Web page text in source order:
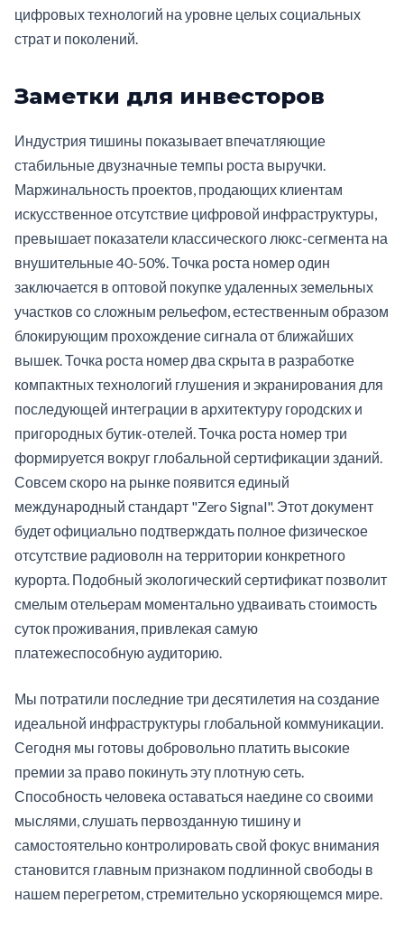
цифровых технологий на уровне целых социальных
страт и поколений.
Заметки для инвесторов
Индустрия тишины показывает впечатляющие
стабильные двузначные темпы роста выручки.
Маржинальность проектов, продающих клиентам
искусственное отсутствие цифровой инфраструктуры,
превышает показатели классического люкс-сегмента на
внушительные 40-50%. Точка роста номер один
заключается в оптовой покупке удаленных земельных
участков со сложным рельефом, естественным образом
блокирующим прохождение сигнала от ближайших
вышек. Точка роста номер два скрыта в разработке
компактных технологий глушения и экранирования для
последующей интеграции в архитектуру городских и
пригородных бутик-отелей. Точка роста номер три
формируется вокруг глобальной сертификации зданий.
Совсем скоро на рынке появится единый
международный стандарт "Zero Signal". Этот документ
будет официально подтверждать полное физическое
отсутствие радиоволн на территории конкретного
курорта. Подобный экологический сертификат позволит
смелым отельерам моментально удваивать стоимость
суток проживания, привлекая самую
платежеспособную аудиторию.
Мы потратили последние три десятилетия на создание
идеальной инфраструктуры глобальной коммуникации.
Сегодня мы готовы добровольно платить высокие
премии за право покинуть эту плотную сеть.
Способность человека оставаться наедине со своими
мыслями, слушать первозданную тишину и
самостоятельно контролировать свой фокус внимания
становится главным признаком подлинной свободы в
нашем перегретом, стремительно ускоряющемся мире.